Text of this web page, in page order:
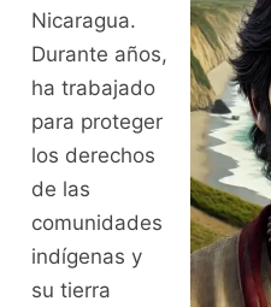
Nicaragua.
Durante años,
ha trabajado
para proteger
los derechos
de las
comunidades
indígenas y
su tierra